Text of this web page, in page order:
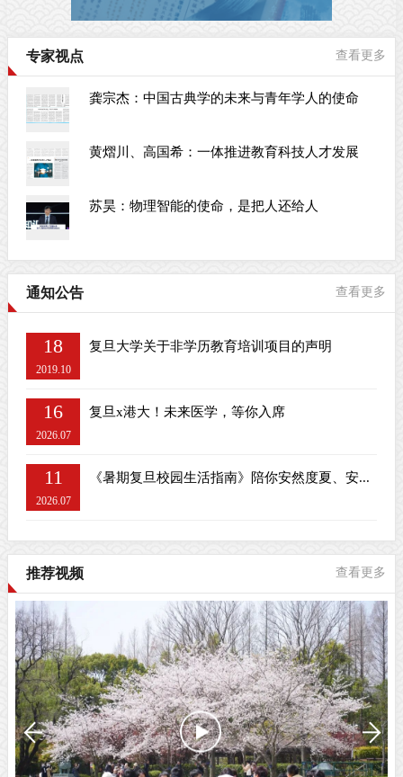
专家视点 查看更多
龚宗杰：中国古典学的未来与青年学人的使命
黄熠川、高国希：一体推进教育科技人才发展
苏昊：物理智能的使命，是把人还给人
通知公告 查看更多
18
2019.10
复旦大学关于非学历教育培训项目的声明
16
2026.07
复旦x港大！未来医学，等你入席
11
2026.07
《暑期复旦校园生活指南》陪你安然度夏、安...
推荐视频 查看更多